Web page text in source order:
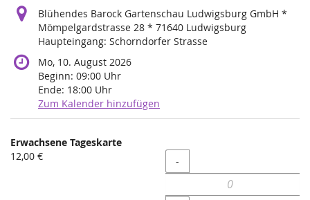
Blühendes Barock Gartenschau Ludwigsburg GmbH *
Mömpelgardstrasse 28 * 71640 Ludwigsburg
Haupteingang: Schorndorfer Strasse
Mo, 10. August 2026
Beginn: 09:00 Uhr
Ende: 18:00 Uhr
Zum Kalender hinzufügen
Produkte
Unkategorisierte
Erwachsene Tageskarte
12,00 €
Menge
-